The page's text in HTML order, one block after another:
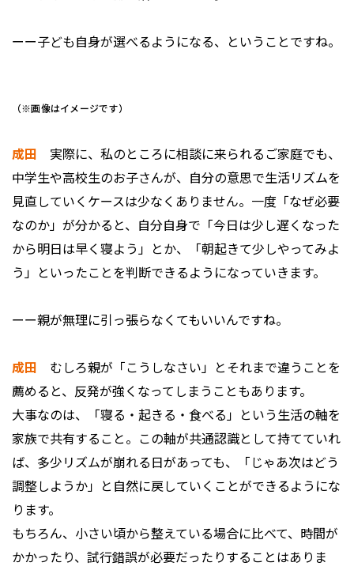
ーー子ども自身が選べるようになる、ということですね。
（※画像はイメージです）
成田 実際に、私のところに相談に来られるご家庭でも、
中学生や高校生のお子さんが、自分の意思で生活リズムを
見直していくケースは少なくありません。一度「なぜ必要
なのか」が分かると、自分自身で「今日は少し遅くなった
から明日は早く寝よう」とか、「朝起きて少しやってみよ
う」といったことを判断できるようになっていきます。
ーー親が無理に引っ張らなくてもいいんですね。
成田 むしろ親が「こうしなさい」とそれまで違うことを
薦めると、反発が強くなってしまうこともあります。
大事なのは、「寝る・起きる・食べる」という生活の軸を
家族で共有すること。この軸が共通認識として持てていれ
ば、多少リズムが崩れる日があっても、「じゃあ次はどう
調整しようか」と自然に戻していくことができるようにな
ります。
もちろん、小さい頃から整えている場合に比べて、時間が
かかったり、試行錯誤が必要だったりすることはありま